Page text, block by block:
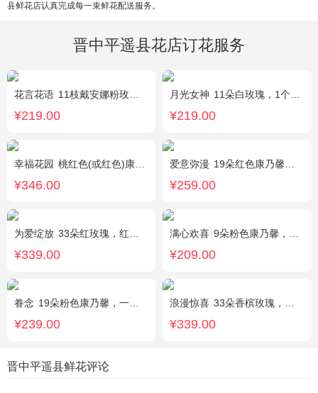
县鲜花店认真完成每一束鲜花配送服务。
晋中平遥县花店订花服务
花言花语 11枝戴安娜粉玫瑰，2枝多头白百合，白色相思梅、栀子叶搭配
¥219.00
月光女神 11朵白玫瑰，1个蓝色绣球，桔梗搭配
¥219.00
幸福花园 桃红色(或红色)康乃馨18枝，桃红色(或红色)玫瑰18枝，粉色康乃馨12枝，粉色多头小康乃馨9枝，点缀适量绿叶、叶上黄金等。
¥346.00
爱意弥漫 19朵红色康乃馨粉，2枝多头粉百合，黄莺、石竹梅搭配
¥259.00
为爱绽放 33朵红玫瑰，红豆、尤加利绿叶搭配
¥339.00
满心欢喜 9朵粉色康乃馨，2朵粉玫瑰，桔梗、满天星、绿叶搭配
¥209.00
眷念 19朵粉色康乃馨，一条灯带，满天星、绿叶搭配
¥239.00
浪漫惊喜 33朵香槟玫瑰，白桔梗、尤加利间插
¥339.00
晋中平遥县鲜花评论